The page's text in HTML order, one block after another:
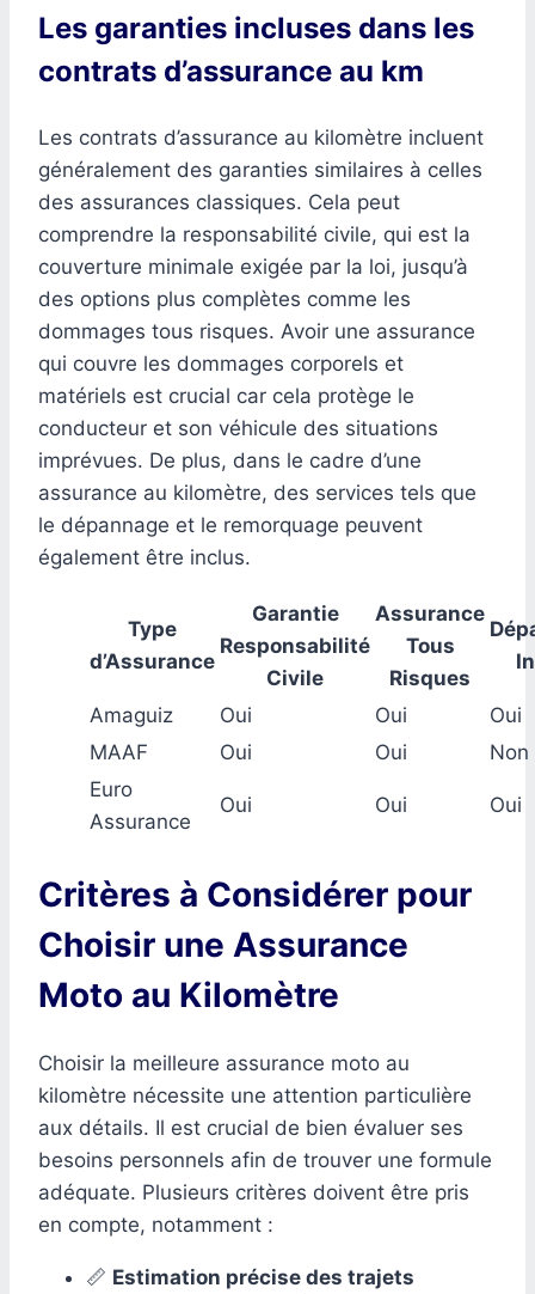
Les garanties incluses dans les
contrats d’assurance au km
Les contrats d’assurance au kilomètre incluent
généralement des garanties similaires à celles
des assurances classiques. Cela peut
comprendre la responsabilité civile, qui est la
couverture minimale exigée par la loi, jusqu’à
des options plus complètes comme les
dommages tous risques. Avoir une assurance
qui couvre les dommages corporels et
matériels est crucial car cela protège le
conducteur et son véhicule des situations
imprévues. De plus, dans le cadre d’une
assurance au kilomètre, des services tels que
le dépannage et le remorquage peuvent
également être inclus.
Type
d’Assurance
Garantie
Responsabilité
Civile
Assurance
Tous
Risques
Amaguiz Oui Oui
Oui
MAAF
Oui Oui
Non
Euro
Assurance
Oui Oui Oui
Critères à Considérer pour
Choisir une Assurance
Moto au Kilomètre
Choisir la meilleure assurance moto au
kilomètre nécessite une attention particulière
aux détails. Il est crucial de bien évaluer ses
besoins personnels afin de trouver une formule
adéquate. Plusieurs critères doivent être pris
en compte, notamment :
📏 Estimation précise des trajets